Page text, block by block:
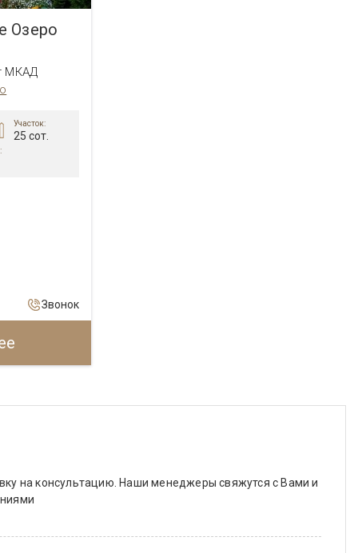
Озеро
МКАД
Участок:
25 сот.
Звонок
на консультацию. Наши менеджеры свяжутся с Вами и